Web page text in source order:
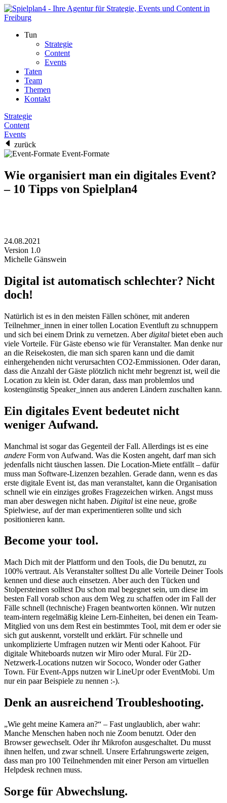
Tun
Strategie
Content
Events
Taten
Team
Themen
Kontakt
Strategie
Content
Events
zurück
Event-Formate
Wie organisiert man ein digitales Event?
– 10 Tipps von Spielplan4
24.08.2021
Version 1.0
Michelle Gänswein
Digital ist automatisch schlechter? Nicht
doch!
Natürlich ist es in den meisten Fällen schöner, mit anderen
Teilnehmer_innen in einer tollen Location Eventluft zu schnuppern
und sich bei einem Drink zu vernetzen. Aberdigital bietet eben auch
viele Vorteile. Für Gäste ebenso wie für Veranstalter. Man denke nur
an die Reisekosten, die man sich sparen kann und die damit
einhergehenden nicht verursachten CO2-Emmissionen. Oder daran,
dass die Anzahl der Gäste plötzlich nicht mehr begrenzt ist, weil die
Location zu klein ist. Oder daran, dass man problemlos und
kostengünstig Speaker_innen aus anderen Ländern zuschalten kann.
Ein digitales Event bedeutet nicht
weniger Aufwand.
Manchmal ist sogar das Gegenteil der Fall. Allerdings ist es eine
andere Form von Aufwand. Was die Kosten angeht, darf man sich
jedenfalls nicht täuschen lassen. Die Location-Miete entfällt – dafür
muss man Software-Lizenzen bezahlen. Gerade dann, wenn es das
erste digitale Event ist, das man veranstaltet, kann die Organisation
schnell wie ein einziges großes Fragezeichen wirken. Angst muss
man aber deswegen nicht haben. Digital ist eine neue, große
Spielwiese, auf der man experimentieren sollte und sich
positionieren kann.
Become your tool.
Mach Dich mit der Plattform und den Tools, die Du benutzt, zu
100% vertraut. Als Veranstalter solltest Du alle Vorteile Deiner Tools
kennen und diese auch einsetzen. Aber auch den Tücken und
Stolpersteinen solltest Du schon mal begegnet sein, um diese im
besten Fall vorab schon aus dem Weg zu schaffen oder im Fall der
Fälle schnell (technische) Fragen beantworten können. Wir nutzen
team-intern regelmäßig kleine Lern-Einheiten, bei denen ein Team-
Mitglied von uns dem Rest ein bestimmtes Tool, mit dem er oder sie
sich gut auskennt, vorstellt und erklärt. Für schnelle und
unkomplizierte Umfragen nutzen wir Menti oder Kahoot. Für
digitale Whiteboards nutzen wir Miro oder Mural. Für 2D-
Netzwerk-Locations nutzen wir Sococo, Wonder oder Gather
Town. Für Event-Apps nutzen wir LineUpr oder EventMobi. Um
nur ein paar Beispiele zu nennen :-).
Denk an ausreichend Troubleshooting.
„Wie geht meine Kamera an?“ – Fast unglaublich, aber wahr:
Manche Menschen haben noch nie Zoom benutzt. Oder den
Browser gewechselt. Oder ihr Mikrofon ausgeschaltet. Du musst
ihnen helfen, und zwar schnell. Unsere Erfahrungswerte zeigen,
dass man pro 100 Teilnehmenden mit einer Person am virtuellen
Helpdesk rechnen muss.
Sorge für Abwechslung.